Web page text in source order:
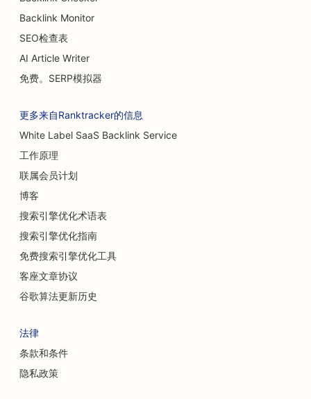
Backlink Monitor
SEO检查表
AI Article Writer
免费。SERP模拟器
更多来自Ranktracker的信息
White Label SaaS Backlink Service
工作原理
联属会员计划
博客
搜索引擎优化术语表
搜索引擎优化指南
免费搜索引擎优化工具
客座文章协议
谷歌算法更新历史
法律
条款和条件
隐私政策